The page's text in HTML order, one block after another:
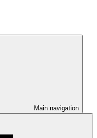
Main navigation